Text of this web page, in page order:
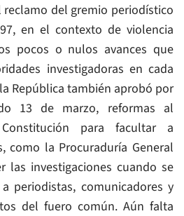
del gremio periodístico
en el contexto de violencia
pocos o nulos avances que
investigadoras en cada
República también aprobó por
13 de marzo, reformas al
para facultar a
como la Procuraduría General
las investigaciones cuando se
periodistas, comunicadores y
del fuero común. Aún falta